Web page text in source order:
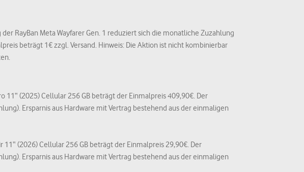
RayBan Meta Wayfarer Gen. 1 reduziert sich die monatliche Zuzahlung
beträgt 1€ zzgl. Versand. Hinweis: Die Aktion ist nicht kombinierbar
11“ (2025) Cellular 256 GB beträgt der Einmalpreis 409,90€. Der
Ersparnis aus Hardware mit Vertrag bestehend aus der einmaligen
(2026) Cellular 256 GB beträgt der Einmalpreis 29,90€. Der
Ersparnis aus Hardware mit Vertrag bestehend aus der einmaligen